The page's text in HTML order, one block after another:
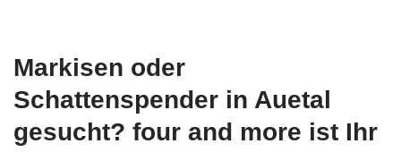
Markisen oder
Schattenspender in Auetal
gesucht? four and more ist Ihr